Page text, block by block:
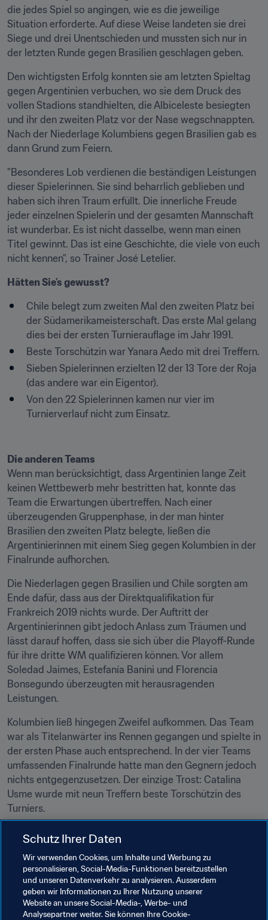
die jedes Spiel so angingen, wie es die jeweilige
Situation erforderte. Auf diese Weise landeten sie drei
Siege und drei Unentschieden und mussten sich nur in
der letzten Runde gegen Brasilien geschlagen geben.
​Den wichtigsten Erfolg konnten sie am letzten Spieltag
gegen Argentinien verbuchen, wo sie dem Druck des
vollen Stadions standhielten, die Albiceleste besiegten
und ihr den zweiten Platz vor der Nase wegschnappten.
Nach der Niederlage Kolumbiens gegen Brasilien gab es
dann Grund zum Feiern.
"Besonderes Lob verdienen die beständigen Leistungen
dieser Spielerinnen. Sie sind beharrlich geblieben und
haben sich ihren Traum erfüllt. Die innerliche Freude
jeder einzelnen Spielerin und der gesamten Mannschaft
ist wunderbar. Es ist nicht dasselbe, wenn man einen
Titel gewinnt. Das ist eine Geschichte, die viele von euch
nicht kennen", so Trainer José Letelier.
Hätten Sie's gewusst?
Chile belegt zum zweiten Mal den zweiten Platz bei
der Südamerikameisterschaft. Das erste Mal gelang
dies bei der ersten Turnierauflage im Jahr 1991.
Beste Torschützin war Yanara Aedo mit drei Treffern.
Sieben Spielerinnen erzielten 12 der 13 Tore der Roja
(das andere war ein Eigentor).
Von den 22 Spielerinnen kamen nur vier im
Turnierverlauf nicht zum Einsatz.
Wenn man berücksichtigt, dass Argentinien lange Zeit
keinen Wettbewerb mehr bestritten hat, konnte das
Team die Erwartungen übertreffen. Nach einer
überzeugenden Gruppenphase, in der man hinter
Brasilien den zweiten Platz belegte, ließen die
Argentinierinnen mit einem Sieg gegen Kolumbien in der
Finalrunde aufhorchen.
Die Niederlagen gegen Brasilien und Chile sorgten am
Ende dafür, dass aus der Direktqualifikation für
Frankreich 2019 nichts wurde. Der Auftritt der
Argentinierinnen gibt jedoch Anlass zum Träumen und
lässt darauf hoffen, dass sie sich über die Playoff-Runde
für ihre dritte WM qualifizieren können. Vor allem
Soledad Jaimes, Estefanía Banini und Florencia
Bonsegundo überzeugten mit herausragenden
Leistungen.
Kolumbien ließ hingegen Zweifel aufkommen. Das Team
war als Titelanwärter ins Rennen gegangen und spielte in
der ersten Phase auch entsprechend. In der vier Teams
umfassenden Finalrunde hatte man den Gegnern jedoch
nichts entgegenzusetzen. Der einzige Trost: Catalina
Usme wurde mit neun Treffern beste Torschützin des
Turniers.
18.500 Zuschauer sahen das Duell zwischen Chile und
Argentinien. Laut Angaben der verantwortlichen Stellen
der Region Coquimbo besuchten etwa 200.000 Fans
die 26 Spiele des Turniers. Das sind durchschnittlich fast
7.700 Zuschauer pro Spiel.
Schutz Ihrer Daten
Wir verwenden Cookies, um Inhalte und Werbung zu
personalisieren, Social-Media-Funktionen bereitzustellen
und unseren Datenverkehr zu analysieren. Ausserdem
geben wir Informationen zu Ihrer Nutzung unserer
Website an unsere Social-Media-, Werbe- und
Analysepartner weiter. Sie können Ihre Cookie-